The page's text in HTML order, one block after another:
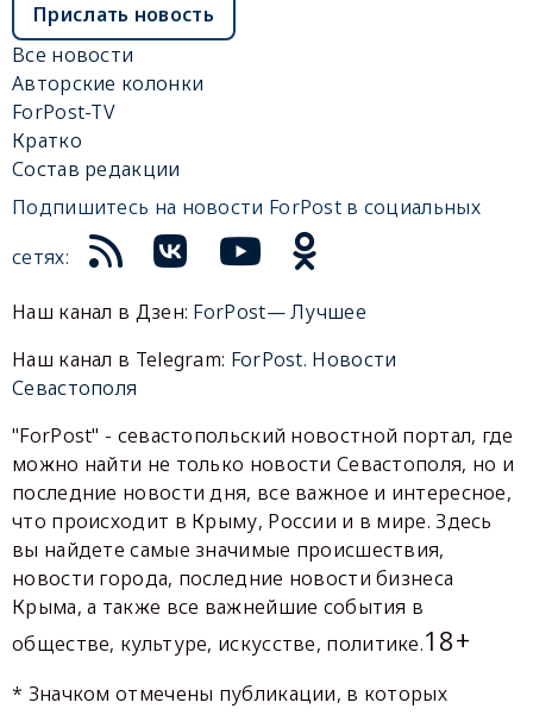
Прислать новость
Все новости
Авторские колонки
ForPost-TV
Кратко
Состав редакции
Подпишитесь на новости ForPost в социальных
сетях:
Наш канал в Дзен: ForPost— Лучшее
Наш канал в Telegram: ForPost. Новости
Севастополя
"ForPost" - севастопольский новостной портал, где
можно найти не только новости Севастополя, но и
последние новости дня, все важное и интересное,
что происходит в Крыму, России и в мире. Здесь
вы найдете самые значимые происшествия,
новости города, последние новости бизнеса
Крыма, а также все важнейшие события в
обществе, культуре, искусстве, политике.18+
* Значком отмечены публикации, в которых